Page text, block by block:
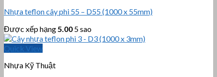
Nhựa teflon cây phi 55 – D55 (1000 x 55mm)
Được xếp hạng 5.00 5 sao
Quick View
Nhựa Kỹ Thuật